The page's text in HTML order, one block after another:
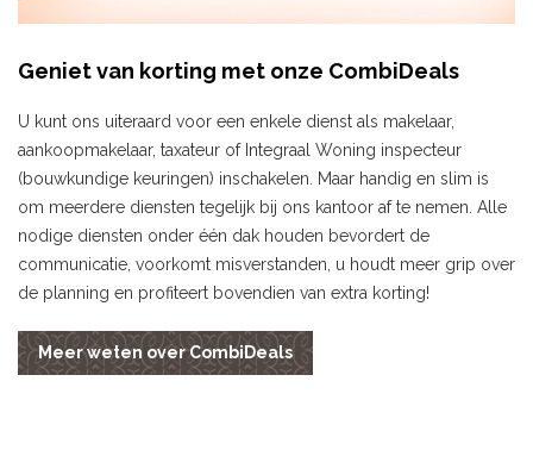
Geniet van korting met onze CombiDeals
U kunt ons uiteraard voor een enkele dienst als makelaar,
aankoopmakelaar, taxateur of Integraal Woning inspecteur
(bouwkundige keuringen) inschakelen. Maar handig en slim is
om meerdere diensten tegelijk bij ons kantoor af te nemen. Alle
nodige diensten onder één dak houden bevordert de
communicatie, voorkomt misverstanden, u houdt meer grip over
de planning en profiteert bovendien van extra korting!
Meer weten over CombiDeals